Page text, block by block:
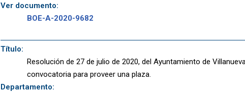
Ver documento:
BOE-A-2020-9682
Título:
Resolución de 27 de julio de 2020, del Ayuntamiento de
convocatoria para proveer una plaza.
Departamento: